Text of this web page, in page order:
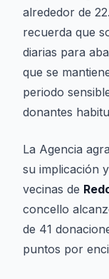
alrededor de
recuerda que
diarias para
que se
periodo
donantes
La Agencia
su implicación
vecinas de
concello
de 41
puntos por